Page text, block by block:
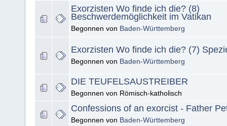
Exorzisten Wo finde ich die? (8)
Beschwerdemöglichkeit im Vatikan
Begonnen von Baden-Württemberg
Exorzisten Wo finde ich die? (7)
Begonnen von Baden-Württemberg
DIE TEUFELSAUSTREIBER
Begonnen von Römisch-katholisch
Confessions of an exorcist - Father
Begonnen von Baden-Württemberg